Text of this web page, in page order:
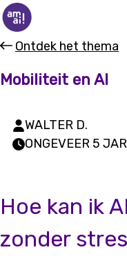
Ontdek het thema
Mobiliteit en AI
WALTER D.
ONGEVEER 5
Hoe kan ik
zonder